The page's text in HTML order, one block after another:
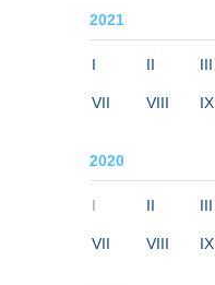
2021
I II III
VII VIII IX
2020
I II III
VII VIII IX